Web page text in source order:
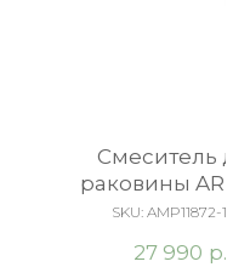
Cмеситель
раковины
AMP11872-1BC
SKU: AMP11872-1BC
27 990 р.